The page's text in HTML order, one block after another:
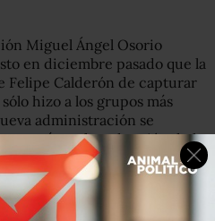
Miguel Ángel Osorio
en diciembre pasado que la
Felipe Calderón de capturar
hizo a los grupos más
administración se
y más en la reducción de la
texto, que cita al analista en
académico de la UNAM.